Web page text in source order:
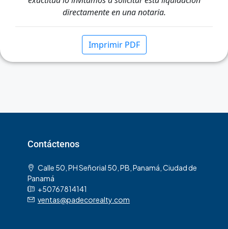
Contáctenos
Calle 50, PH Señorial 50, PB, Panamá, Ciudad de
Panamá
+50767814141
ventas@padecorealty.com